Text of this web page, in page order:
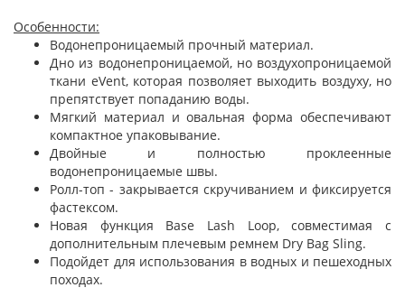
Особенности:
Водонепроницаемый прочный материал.
Дно из водонепроницаемой, но воздухопроницаемой
ткани eVent, которая позволяет выходить воздуху, но
препятствует попаданию воды.
Мягкий материал и овальная форма обеспечивают
компактное упаковывание.
Двойные и полностью проклеенные
водонепроницаемые швы.
Ролл-топ - закрывается скручиванием и фиксируется
фастексом.
Новая функция Base Lash Loop, совместимая с
дополнительным плечевым ремнем Dry Bag Sling.
Подойдет для использования в водных и пешеходных
походах.